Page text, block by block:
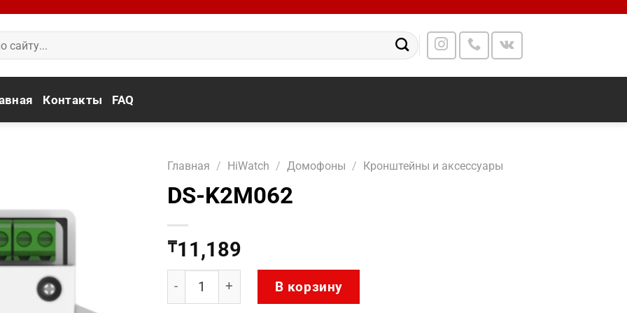
Контакты FAQ
Главная / HiWatch / Домофоны / Кронштейны и аксессуары
DS-K2M062
₸11,189
Количество товара DS-K2M062
В корзину